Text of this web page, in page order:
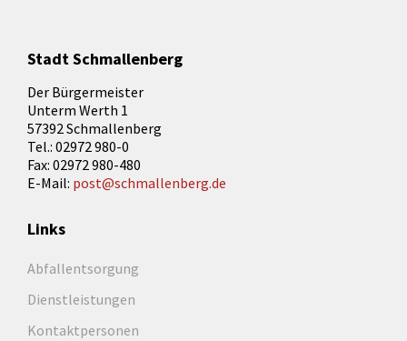
Stadt Schmallenberg
Der Bürgermeister
Unterm Werth 1
57392 Schmallenberg
Tel.: 02972 980-0
Fax: 02972 980-480
E-Mail: post@schmallenberg.de
Links
Abfallentsorgung
Dienstleistungen
Kontaktpersonen